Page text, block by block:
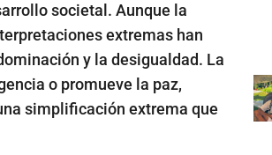
societal. Aunque la
extremas han
y la desigualdad. La
o promueve la paz,
simplificación extrema que